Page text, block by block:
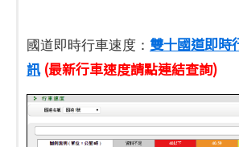
國道即時行車速度： 雙十國道即時
訊 (最新行車速度請點連結查詢)